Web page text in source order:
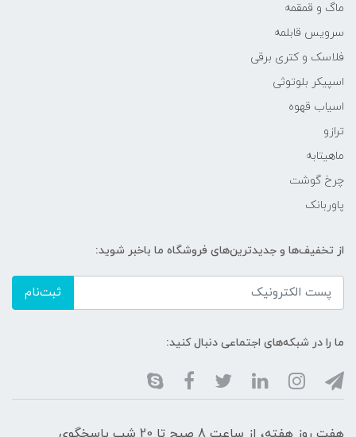
ماگ و قمقمه
سرویس قابلمه
فلاسک و کتری برقی
اسپیکر بلوتوثی
اسیاب قهوه
ترازو
ماهیتابه
چرخ گوشت
پاوربانک
از تخفیف‌ها و جدیدترین‌های فروشگاه ما باخبر شوید:
ثبت‌نام
ما را در شبکه‌های اجتماعی دنبال کنید: